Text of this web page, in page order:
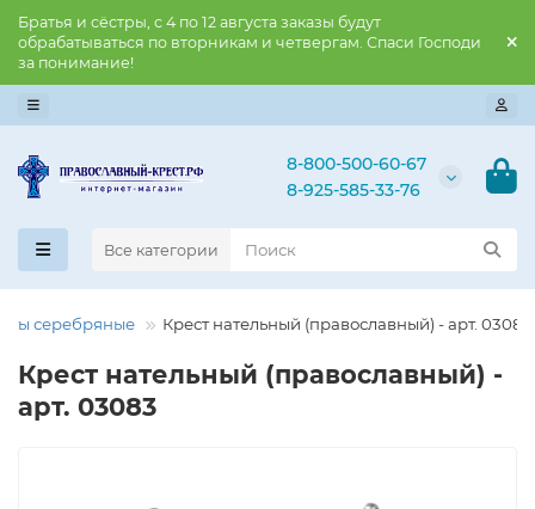
Братья и сёстры, с 4 по 12 августа заказы будут
обрабатываться по вторникам и четвергам. Спаси Господи
за понимание!
8-800-500-60-67
8-925-585-33-76
Все категории
серебряные Крест нательный (православный) - арт. 03083
Крест нательный (православный) -
арт. 03083